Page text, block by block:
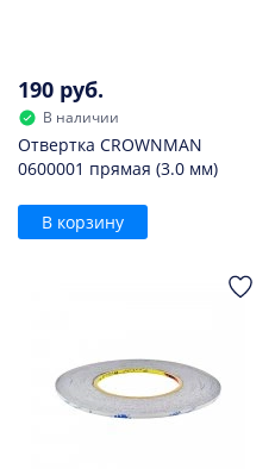
190 руб.
В наличии
Отвертка CROWNMAN
0600001 прямая (3.0 мм)
В корзину